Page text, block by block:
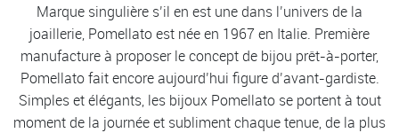
Marque singulière s’il en est une dans l’univers de la
joaillerie, Pomellato est née en 1967 en Italie. Première
manufacture à proposer le concept de bijou prêt-à-porter,
Pomellato fait encore aujourd’hui figure d’avant-gardiste.
Simples et élégants, les bijoux Pomellato se portent à tout
moment de la journée et subliment chaque tenue, de la plus